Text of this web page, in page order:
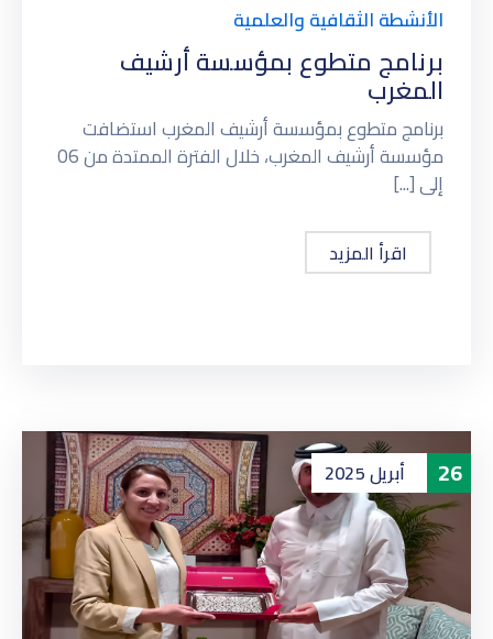
الأنشطة الثقافية والعلمية
برنامج متطوع بمؤسسة أرشيف
المغرب
برنامج متطوع بمؤسسة أرشيف المغرب استضافت
مؤسسة أرشيف المغرب، خلال الفترة الممتدة من 06
إلى [...]
اقرأ المزيد
26 أبريل2025